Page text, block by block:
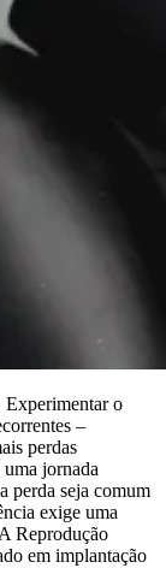
Experimentar o
–
perdas
uma jornada
perda seja comum
exige uma
Reprodução
em implantação